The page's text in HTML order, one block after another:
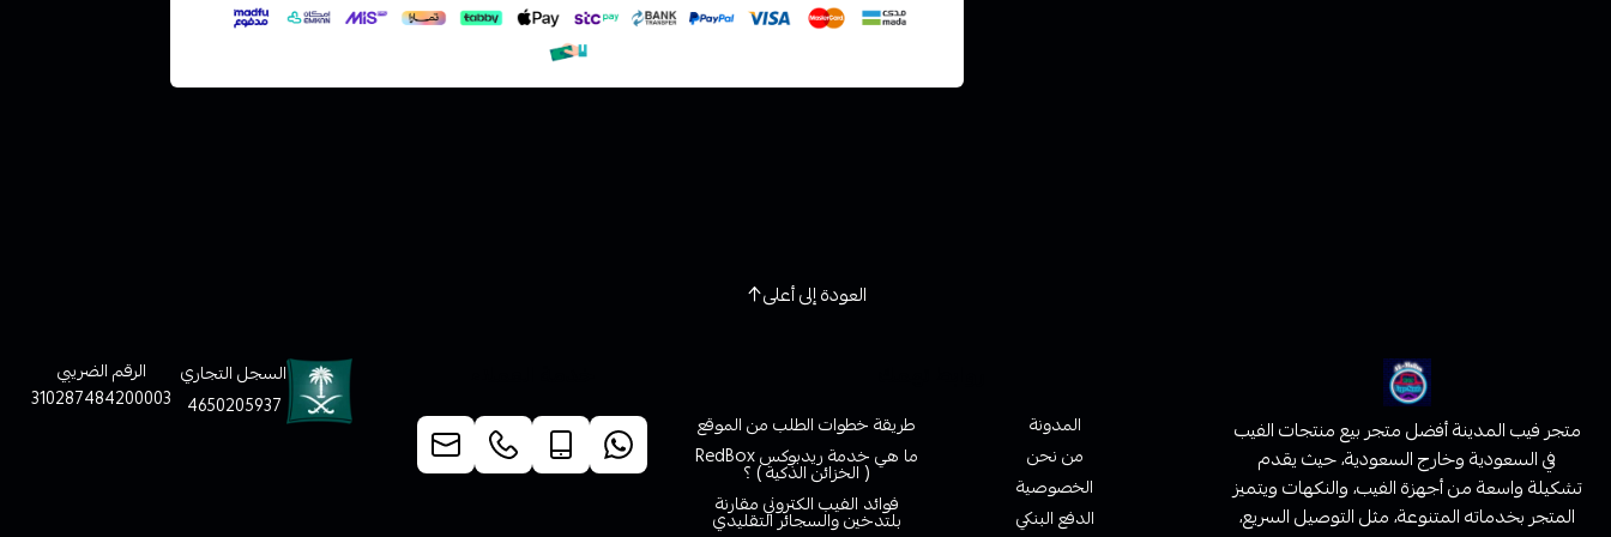
العودة إلى أعلى
متجر فيب المدينة أفضل متجر بيع منتجات الفيب
في السعودية وخارج السعودية، حيث يقدم
تشكيلة واسعة من أجهزة الفيب، والنكهات ويتميز
المتجر بخدماته المتنوعة، مثل التوصيل السريع،
المدونة
من نحن
الخصوصية
الدفع البنكي
طريقة خطوات الطلب من الموقع
ما هي خدمة ريدبوكس RedBox
( الخزائن الذكية ) ؟
فوائد الفيب الكتروني مقارنة
بلتدخين والسجائر التقليدي
السجل التجاري
4650205937
الرقم الضريبي
310287484200003